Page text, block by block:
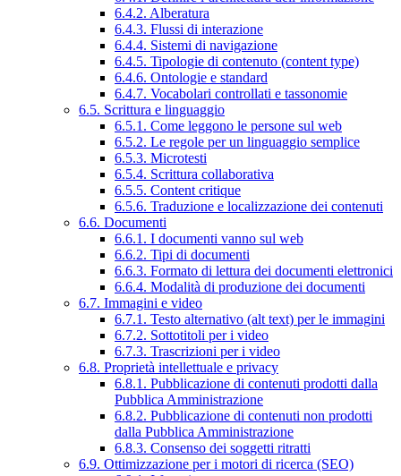
6.4.2. Alberatura
6.4.3. Flussi di interazione
6.4.4. Sistemi di navigazione
6.4.5. Tipologie di contenuto (content type)
6.4.6. Ontologie e standard
6.4.7. Vocabolari controllati e tassonomie
6.5. Scrittura e linguaggio
6.5.1. Come leggono le persone sul web
6.5.2. Le regole per un linguaggio semplice
6.5.3. Microtesti
6.5.4. Scrittura collaborativa
6.5.5. Content critique
6.5.6. Traduzione e localizzazione dei contenuti
6.6. Documenti
6.6.1. I documenti vanno sul web
6.6.2. Tipi di documenti
6.6.3. Formato di lettura dei documenti elettronici
6.6.4. Modalità di produzione dei documenti
6.7. Immagini e video
6.7.1. Testo alternativo (alt text) per le immagini
6.7.2. Sottotitoli per i video
6.7.3. Trascrizioni per i video
6.8. Proprietà intellettuale e privacy
6.8.1. Pubblicazione di contenuti prodotti dalla
Pubblica Amministrazione
6.8.2. Pubblicazione di contenuti non prodotti
dalla Pubblica Amministrazione
6.8.3. Consenso dei soggetti ritratti
6.9. Ottimizzazione per i motori di ricerca (SEO)